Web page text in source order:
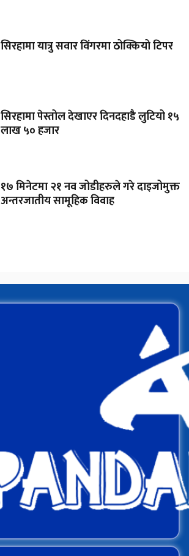
सिरहामा यात्रु सवार विंगरमा ठोक्कियो टिपर
सिरहामा पेस्तोल देखाएर दिनदहाडै लुटियो १५
लाख ५० हजार
१७ मिनेटमा २१ नव जोडीहरुले गरे दाइजोमुक्त
अन्तरजातीय सामूहिक विवाह